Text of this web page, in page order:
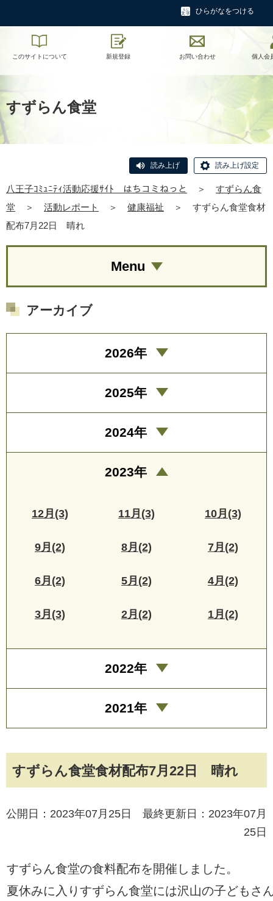
ひらがなをつける
このサイトについて 新規登録 お問い合わせ 個人会
すずらん食堂
読み上げ 読み上げ設定
八王子ｺﾐｭﾆﾃｨ活動応援ｻｲﾄ はちコミねっと ＞
すずらん食
堂
＞ 活動レポート ＞ 健康福祉 ＞
すずらん食堂食材
配布7月22日 晴れ
すずらん食堂食材配布7月22日 晴れ
公開日：2023年07月25日 最終更新日：2023年07月
25日
すずらん食堂の食料配布を開催しました。
夏休みに入りすずらん食堂には沢山の子どもさ
Menu
アーカイブ
2026年
2025年
2024年
2023年
12月(3) 11月(3) 10月(3)
9月(2) 8月(2) 7月(2)
6月(2) 5月(2) 4月(2)
3月(3) 2月(2) 1月(2)
2022年
2021年